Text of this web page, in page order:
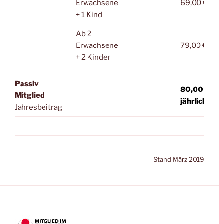
Erwachsene
+ 1 Kind
69,00 €
Ab 2
Erwachsene
+ 2 Kinder
79,00 €
Passiv
Mitglied
Jahresbeitrag
80,00 €
jährlich
Stand März 2019